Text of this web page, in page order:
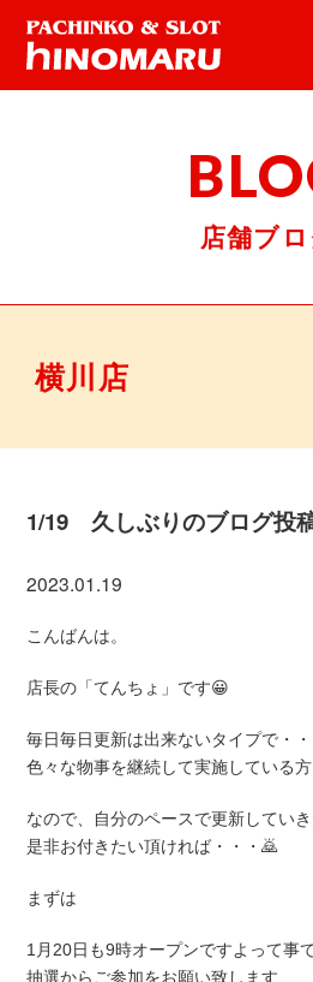
店舗ブ
横川店
1/19 久しぶりのブログ投
2023.01.19
こんばんは。
店長の「てんちょ」です😀
毎日毎日更新は出来ないタイプで・・
色々な物事を継続して実施している方
なので、自分のペースで更新していき
是非お付きたい頂ければ・・・🙇
まずは
1月20日も9時オープンですよって事
抽選からご参加をお願い致します